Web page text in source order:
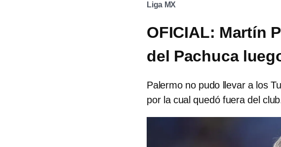
Liga MX
OFICIAL: Martín
del Pachuca
Palermo no pudo llevar a los
por la cual quedó fuera del